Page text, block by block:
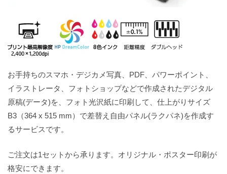
お手持ちのスマホ・デジカメ写真、PDF、パワーポイント、
イラストレータ、フォトショップなどで作成されたデジタル
原稿(データ)を、フォト光沢紙に印刷して、仕上がりサイズ
B3（364 x 515 mm）で差替え自由パネル(ラクパネ)を作成す
るサービスです。
ご注文は1セットから承ります。オリジナル・ポスター印刷が
格安にできます。